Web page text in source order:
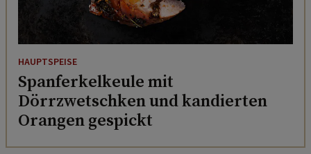
HAUPTSPEISE
Spanferkelkeule mit
Dörrzwetschken und kandierten
Orangen gespickt